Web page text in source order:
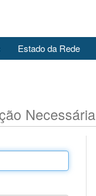
Estado da Rede
Necessária